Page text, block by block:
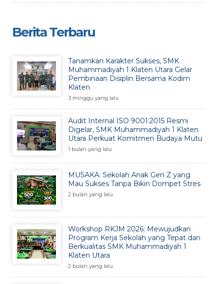
Berita Terbaru
Tanamkan Karakter Sukses, SMK
Muhammadiyah 1 Klaten Utara Gelar
Pembinaan Disiplin Bersama Kodim
Klaten
3 minggu yang lalu
Audit Internal ISO 9001:2015 Resmi
Digelar, SMK Muhammadiyah 1 Klaten
Utara Perkuat Komitmen Budaya Mutu
1 bulan yang lalu
MUSAKA: Sekolah Anak Gen Z yang
Mau Sukses Tanpa Bikin Dompet Stres
2 bulan yang lalu
Workshop RKJM 2026: Mewujudkan
Program Kerja Sekolah yang Tepat dan
Berkualitas SMK Muhammadiyah 1
Klaten Utara
2 bulan yang lalu